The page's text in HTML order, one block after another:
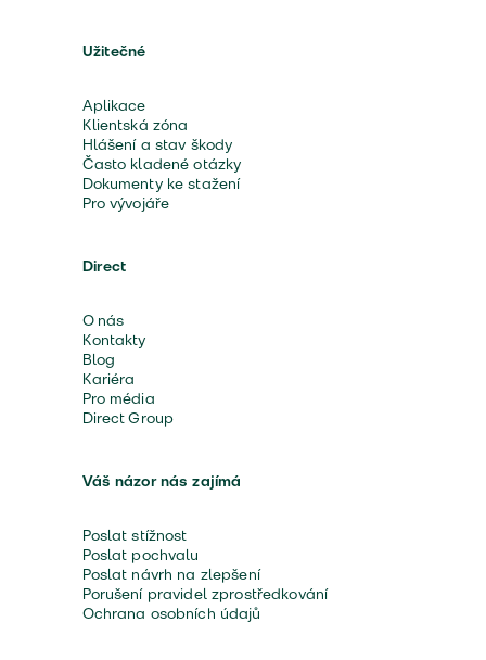
Užitečné
Aplikace
Klientská zóna
Hlášení a stav škody
Často kladené otázky
Dokumenty ke stažení
Pro vývojáře
Direct
O nás
Kontakty
Blog
Kariéra
Pro média
Direct Group
Váš názor nás zajímá
Poslat stížnost
Poslat pochvalu
Poslat návrh na zlepšení
Porušení pravidel zprostředkování
Ochrana osobních údajů